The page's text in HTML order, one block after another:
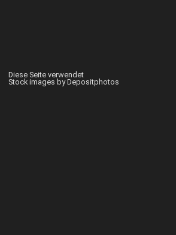
Diese Seite verwendet
Stock images by Depositphotos